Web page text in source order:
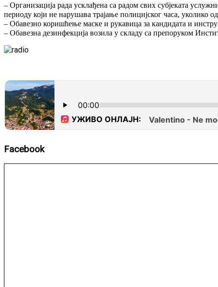
– Организација рада усклађена са радом свих субјеката
периоду који не нарушава трајање полицијског часа, уколико
– Обавезно коришћење маске и рукавица за кандидата и
– Обавезна дезинфекција возила у складу са препоруком
Facebook